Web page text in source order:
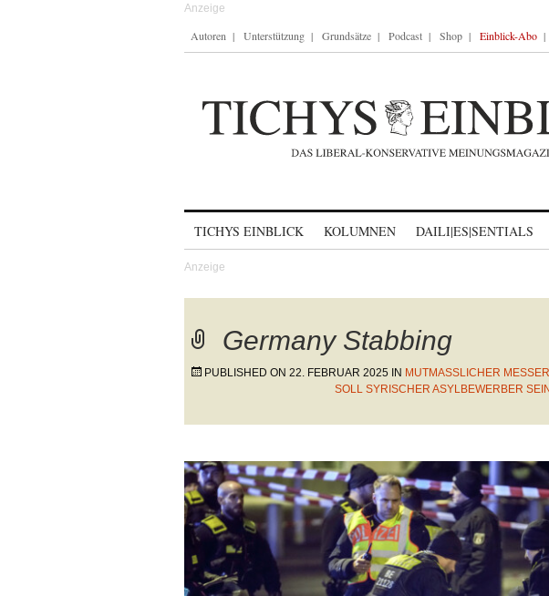
Autoren Unterstützung Grundsätze Podcast Shop Einblick-Abo
TICHYS EINBLICK KOLUMNEN DAILI|ES|SENTIALS
Germany Stabbing
PUBLISHED ON 22. FEBRUAR 2025 IN MUTMASSLICHER
OLL SYRISCHER ASYLBEWERBER SEIN